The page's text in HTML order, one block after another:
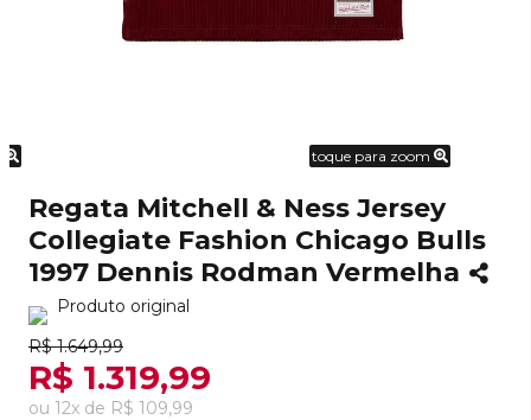
toque para zoom
Regata Mitchell & Ness Jersey
Collegiate Fashion Chicago Bulls
1997 Dennis Rodman Vermelha
Produto original
R$ 1.649,99
R$ 1.319,99
ou 12x de R$ 109,99